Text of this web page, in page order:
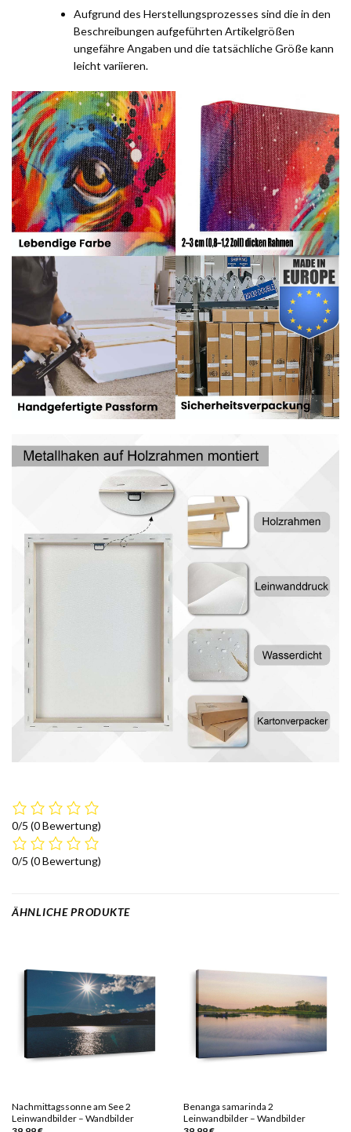
Aufgrund des Herstellungsprozesses sind die in den
Beschreibungen aufgeführten Artikelgrößen
ungefähre Angaben und die tatsächliche Größe kann
leicht variieren.
0/5 (0 Bewertung)
0/5 (0 Bewertung)
ÄHNLICHE PRODUKTE
Nachmittagssonne am See 2
Leinwandbilder – Wandbilder
Benanga samarinda 2
Leinwandbilder – Wandbilder